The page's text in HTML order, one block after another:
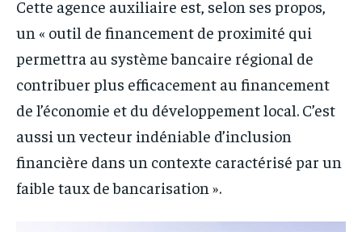
Cette agence auxiliaire est, selon ses propos,
un « outil de financement de proximité qui
permettra au système bancaire régional de
contribuer plus efficacement au financement
de l’économie et du développement local. C’est
aussi un vecteur indéniable d’inclusion
financière dans un contexte caractérisé par un
faible taux de bancarisation ».